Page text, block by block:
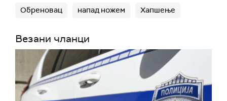
Обреновац напад ножем Хапшење
Везани чланци